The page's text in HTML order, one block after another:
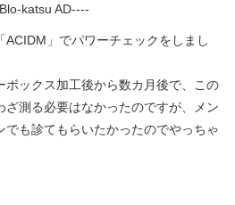
katsu AD----
」でパワーチェックをしまし
ボックス加工後から数カ月後で、この
測る必要はなかったのですが、メン
でも診てもらいたかったのでやっちゃ